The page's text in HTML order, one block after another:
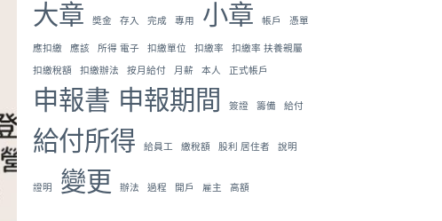
大章 奬金 存入 完成 專用 小章 帳戶 憑單
應扣繳 應該 所得 電子 扣繳單位 扣繳率 扣繳率 扶養親屬
扣繳稅額 扣繳辦法 按月給付 月薪 本人 正式帳戶
申報書 申報期間 簽證 籌備 給付
給付所得 給員工 繳稅額 股利 居住者 說明
證明 變更 辦法 過程 開戶 雇主 高額